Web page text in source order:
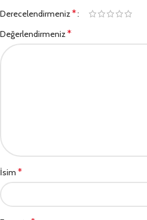
Derecelendirmeniz*
Değerlendirmeniz*
İsim *